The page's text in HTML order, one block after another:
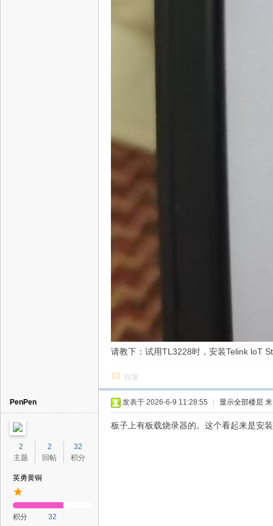
请教下：试用TL3228时，安装Telink loT
回复
PenPen
2
主题
2
回帖
32
积分
英勇黄铜
积分
32
发表于 2026-6-9 11:28:55 显示全部楼层
板子上有板载烧录器的。这个看起来是安